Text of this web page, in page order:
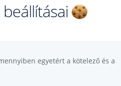
egyetért a kötelező és a